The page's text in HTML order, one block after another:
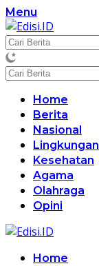
Langsung
ke
konten
Menu
Home
Berita
Nasional
Lingkungan
Kesehatan
Agama
Olahraga
Opini
Home